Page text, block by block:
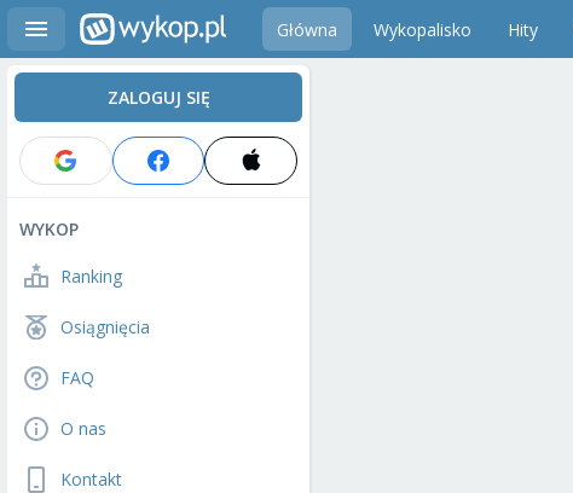
Główna Wykopalisko Hity
ZALOGUJ SIĘ
WYKOP
Ranking
Osiągnięcia
FAQ
O nas
Kontakt